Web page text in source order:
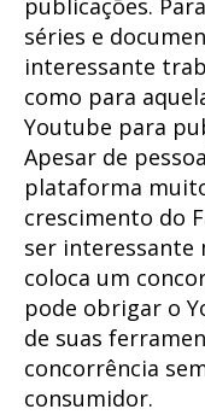
publicações.
séries e
interessante
como para
Youtube para
Apesar de
plataforma
crescimento do
ser interessante
coloca um
pode obrigar o
de suas
concorrência
consumidor.